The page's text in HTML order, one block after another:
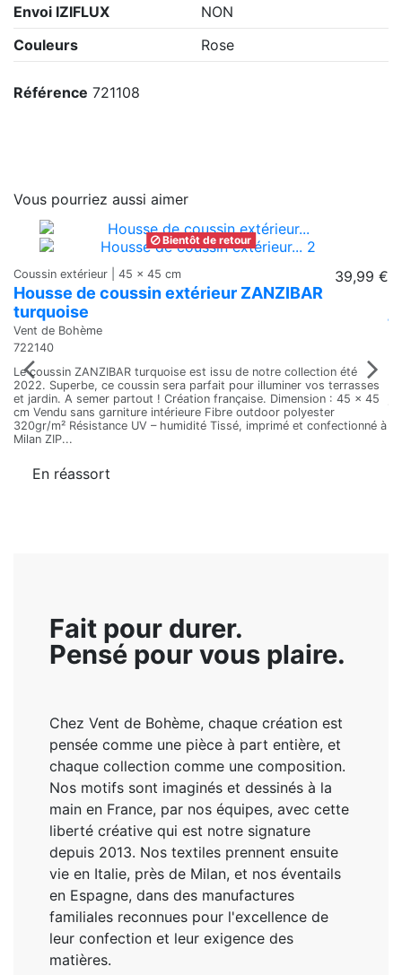
Envoi IZIFLUX
NON
Couleurs
Rose
Référence 721108
Vous pourriez aussi aimer
Bientôt de retour
Coussin extérieur | 45 x 45 cm
Housse de coussin extérieur ZANZIBAR
turquoise
Vent de Bohème
722140
39,99 €
Le coussin ZANZIBAR turquoise est issu de notre collection été
2022. Superbe, ce coussin sera parfait pour illuminer vos terrasses
et jardin. A semer partout ! Création française. Dimension : 45 x 45
cm Vendu sans garniture intérieure Fibre outdoor polyester
320gr/m² Résistance UV – humidité Tissé, imprimé et confectionné à
Milan ZIP...
En réassort
Fait pour durer.
Pensé pour vous plaire.
Chez Vent de Bohème, chaque création est
pensée comme une pièce à part entière, et
chaque collection comme une composition.
Nos motifs sont imaginés et dessinés à la
main en France, par nos équipes, avec cette
liberté créative qui est notre signature
depuis 2013. Nos textiles prennent ensuite
vie en Italie, près de Milan, et nos éventails
en Espagne, dans des manufactures
familiales reconnues pour l'excellence de
leur confection et leur exigence des
matières.